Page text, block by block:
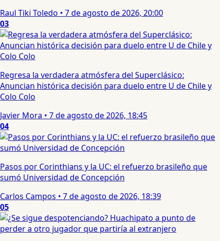
Raul Tiki Toledo • 7 de agosto de 2026, 20:00
03
Regresa la verdadera atmósfera del Superclásico:
Anuncian histórica decisión para duelo entre U de Chile y
Colo Colo
Javier Mora • 7 de agosto de 2026, 18:45
04
Pasos por Corinthians y la UC: el refuerzo brasileño que
sumó Universidad de Concepción
Carlos Campos • 7 de agosto de 2026, 18:39
05